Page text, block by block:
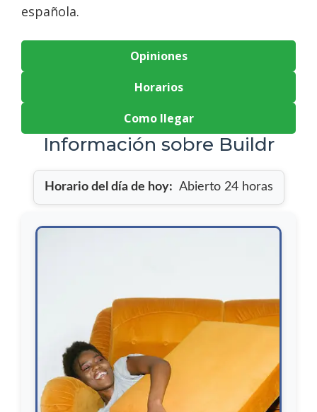
española.
Opiniones
Horarios
Como llegar
Información sobre Buildr
Horario del día de hoy: Abierto 24 horas